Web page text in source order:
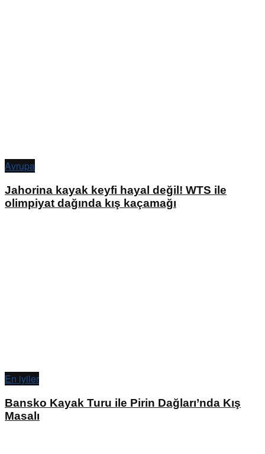
Avrupa
Jahorina kayak keyfi hayal değil! WTS ile
olimpiyat dağında kış kaçamağı
En iyiler
Bansko Kayak Turu ile Pirin Dağları’nda Kış
Masalı